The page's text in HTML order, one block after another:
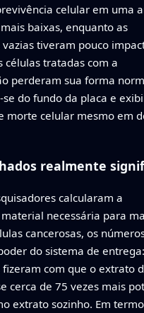
celular em uma
baixas, enquanto as
tiveram pouco
células tratadas com a
perderam sua forma
do fundo da placa e
morte celular mesmo em
realmente
calcularam a
necessária para
cancerosas, os
do sistema de
com que o extrato
cerca de 75 vezes mais
extrato sozinho. Em